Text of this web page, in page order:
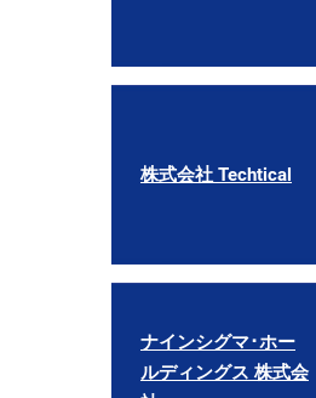
株式会社 Techtical
ナインシグマ･ホー
ルディングス 株式会